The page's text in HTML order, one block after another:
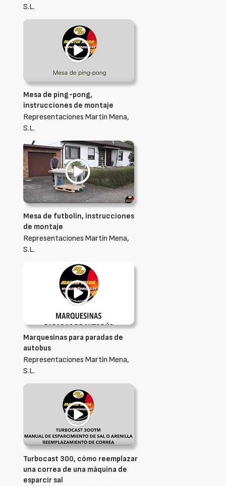
S.L.
Mesa de ping-pong,
instrucciones de montaje
Representaciones Martín Mena,
S.L.
Mesa de futbolín, instrucciones
de montaje
Representaciones Martín Mena,
S.L.
Marquesinas para paradas de
autobus
Representaciones Martín Mena,
S.L.
Turbocast 300, cómo reemplazar
una correa de una máquina de
esparcir sal